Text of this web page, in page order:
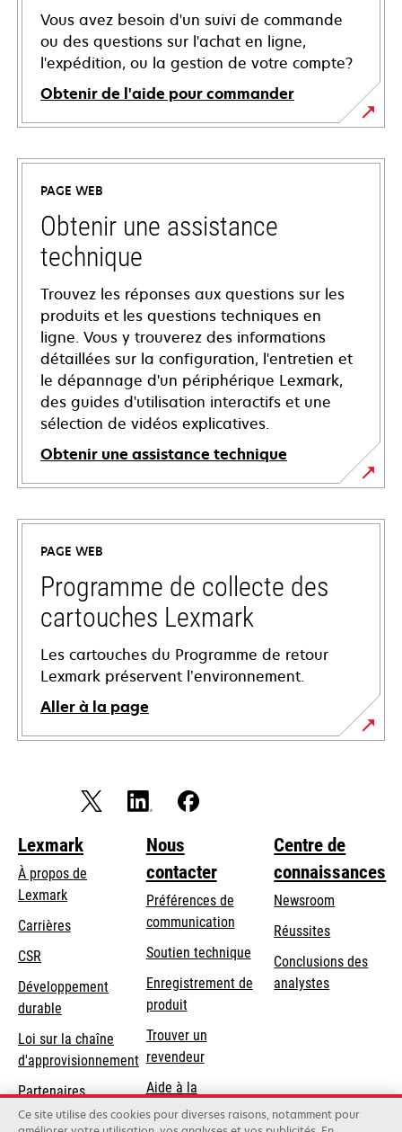
Vous avez besoin d'un suivi de commande
ou des questions sur l'achat en ligne,
l'expédition, ou la gestion de votre compte?
Obtenir de l'aide pour commander
PAGE WEB
Obtenir une assistance
technique
Trouvez les réponses aux questions sur les
produits et les questions techniques en
ligne. Vous y trouverez des informations
détaillées sur la configuration, l'entretien et
le dépannage d'un périphérique Lexmark,
des guides d'utilisation interactifs et une
sélection de vidéos explicatives.
Obtenir une assistance technique
s’ouvre
dans
nouvel
onglet
PAGE WEB
Programme de collecte des
cartouches Lexmark
Les cartouches du Programme de retour
Lexmark préservent l’environnement.
Aller à la page
Lexmark
À propos de
Lexmark
Carrières
CSR
Développement
durable
Loi sur la chaîne
d'approvisionnement
Partenaires
Lexmark
Nous
contacter
Préférences de
communication
s’ouvre
dans
un
nouvel
onglet
Soutien techniques’ouvre
dans
un
Enregistrement de
produit
Trouver un
revendeur
Aide à la
Commande
Centre de
connaissances
Newsroom
Réussites
Conclusions des
analystes
Ce site utilise des cookies pour diverses raisons, notamment pour